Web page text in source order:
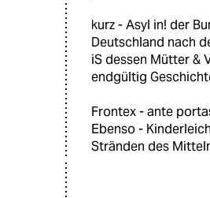
kurz - Asyl in! der
Deutschland nach
iS dessen Mütter &
endgültig
Frontex - ante
Ebenso -
Stränden des